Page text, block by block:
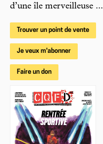
d’une île merveilleuse ...
Trouver un point de vente
Je veux m'abonner
Faire un don